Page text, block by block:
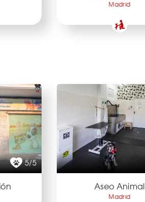
Madrid
5/5
Aseo Animal
Madrid